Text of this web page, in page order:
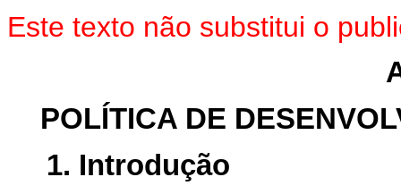
Este texto não substitui o
POLÍTICA DE
1. Introdução